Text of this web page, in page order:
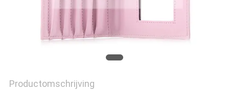
Productomschrijving